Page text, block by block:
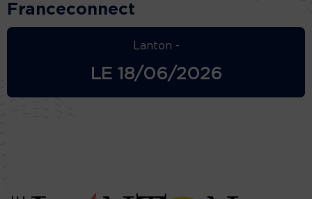
Franceconnect
Lanton -
LE 18/06/2026